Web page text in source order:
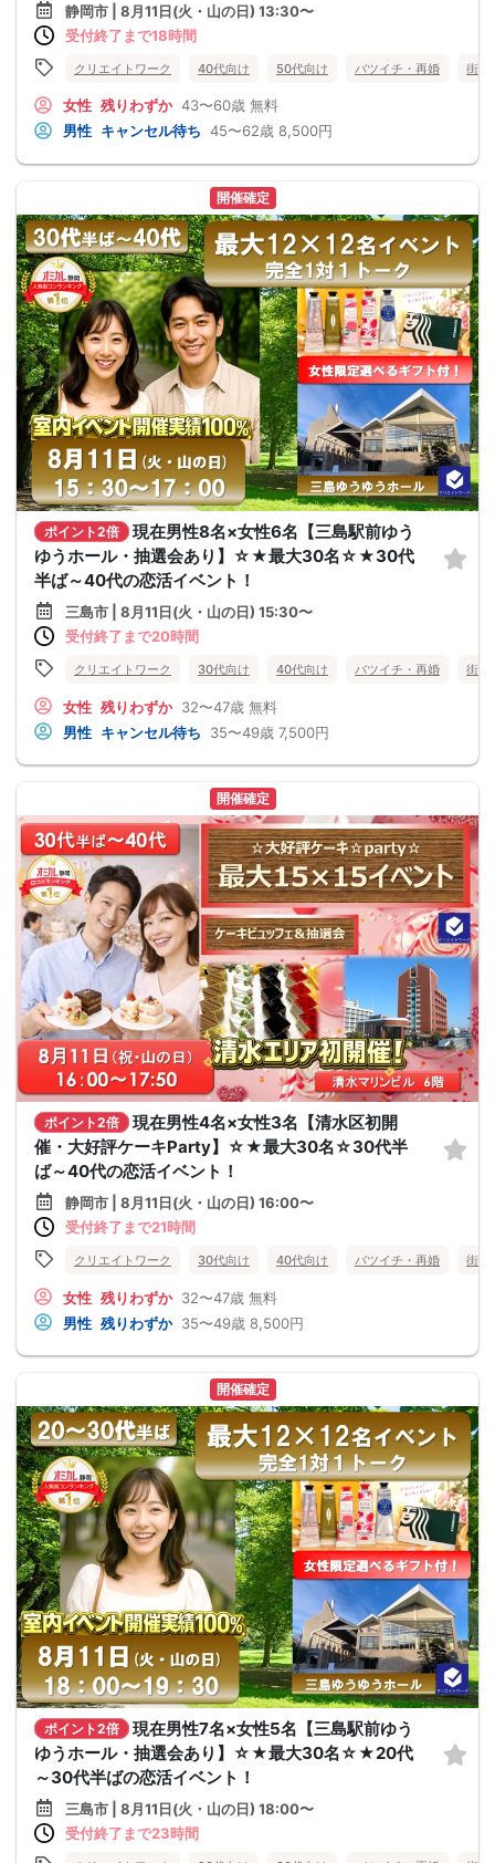
静岡市 | 8月11日(火・山の日) 13:30〜
受付終了まで18時間
クリエイトワーク 40代向け 50代向け バツイチ・再婚 街コ
女性 残りわずか 43〜60歳 無料
男性 キャンセル待ち 45〜62歳 8,500円
開催確定
ポイント2倍
現在男性8名×女性6名【三島駅前ゆう
ゆうホール・抽選会あり】☆★最大30名☆★30代
半ば～40代の恋活イベント！
三島市 | 8月11日(火・山の日) 15:30〜
受付終了まで20時間
クリエイトワーク 30代向け 40代向け バツイチ・再婚 街コ
女性 残りわずか 32〜47歳 無料
男性 キャンセル待ち 35〜49歳 7,500円
開催確定
ポイント2倍
現在男性4名×女性3名【清水区初開
催・大好評ケーキParty】☆★最大30名☆30代半
ば～40代の恋活イベント！
静岡市 | 8月11日(火・山の日) 16:00〜
受付終了まで21時間
クリエイトワーク 30代向け 40代向け バツイチ・再婚 街コ
女性 残りわずか 32〜47歳 無料
男性 残りわずか 35〜49歳 8,500円
開催確定
ポイント2倍
現在男性7名×女性5名【三島駅前ゆう
ゆうホール・抽選会あり】☆★最大30名☆★20代
～30代半ばの恋活イベント！
三島市 | 8月11日(火・山の日) 18:00〜
受付終了まで23時間